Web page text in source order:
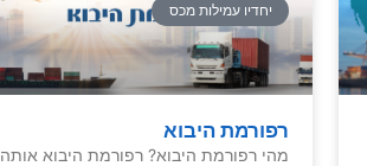
יחדיו עמילות מכס
רפורמת היבוא
מהי רפורמת היבוא? רפורמת היבוא אותה